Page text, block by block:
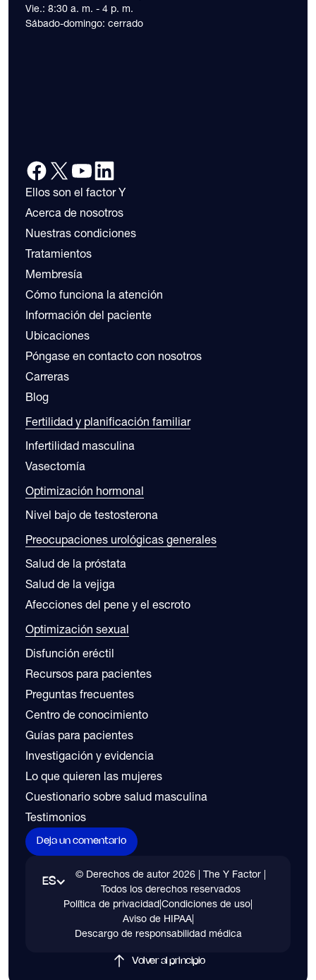
Vie.: 8:30 a. m. - 4 p. m.
Sábado-domingo: cerrado
Ellos son el factor Y
Acerca de nosotros
Nuestras condiciones
Tratamientos
Membresía
Cómo funciona la atención
Información del paciente
Ubicaciones
Póngase en contacto con nosotros
Carreras
Blog
Fertilidad y planificación familiar
Infertilidad masculina
Vasectomía
Optimización hormonal
Nivel bajo de testosterona
Preocupaciones urológicas generales
Salud de la próstata
Salud de la vejiga
Afecciones del pene y el escroto
Optimización sexual
Disfunción eréctil
Recursos para pacientes
Preguntas frecuentes
Centro de conocimiento
Guías para pacientes
Investigación y evidencia
Lo que quieren las mujeres
Cuestionario sobre salud masculina
Testimonios
Deja un comentario
ES
© Derechos de autor2026 | The Y Factor |
Todos los derechos reservados
Política de privacidad|Condiciones de uso|
Aviso de HIPAA|
Descargo de responsabilidad médica
Volver al principio